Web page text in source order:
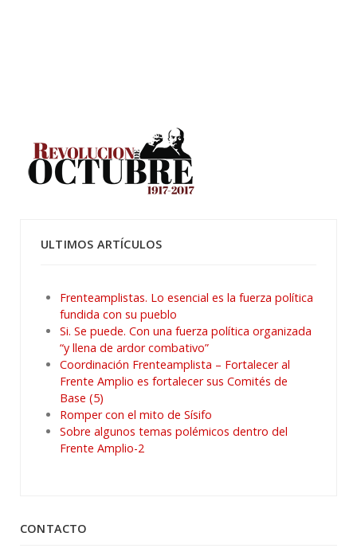
ULTIMOS ARTÍCULOS
Frenteamplistas. Lo esencial es la fuerza política
fundida con su pueblo
Si. Se puede. Con una fuerza política organizada
“y llena de ardor combativo”
Coordinación Frenteamplista – Fortalecer al
Frente Amplio es fortalecer sus Comités de
Base (5)
Romper con el mito de Sísifo
Sobre algunos temas polémicos dentro del
Frente Amplio-2
CONTACTO